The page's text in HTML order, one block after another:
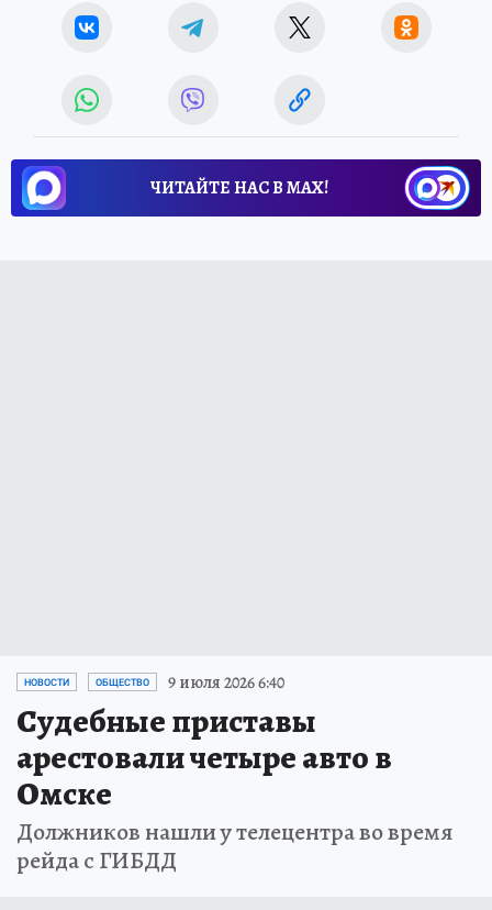
ЧИТАЙТЕ НАС В МАХ!
НОВОСТИ ОБЩЕСТВО 9 июля 2026 6:40
Судебные приставы
арестовали четыре авто в
Омске
Должников нашли у телецентра во время
рейда с ГИБДД